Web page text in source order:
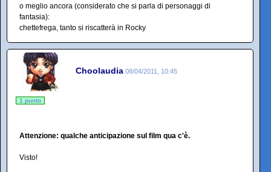
o meglio ancora (considerato che si parla di personaggi di
fantasia):
chettefrega, tanto si riscatterà in Rocky
Choolaudia 08/04/2011, 10:45
1 punto
Attenzione: qualche anticipazione sul film qua c'è.
Visto!